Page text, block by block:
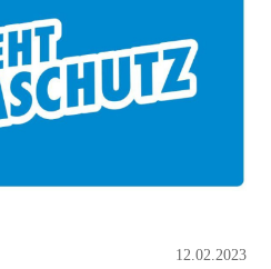
12.02.2023